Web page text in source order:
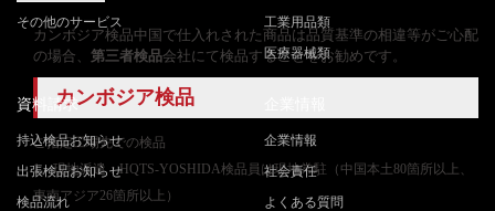
カンボジア検品中国で仕入れされた商品は品質基準の相違等がご心配
の場合、 第三者検品会社にて検品することをお勧めです。
カンボジア検品
ご指定工場先での検品
1、現地派遣：HQTS-YOSHIDA検品員は現地常駐（中国本土80箇所以上、
東南アジア26箇所以上）
その他のサービス
工業用品類
医療器械類
資料請求
持込検品お知らせ
出張検品お知らせ
検品流れ
企業情報
社会責任
よくある質問